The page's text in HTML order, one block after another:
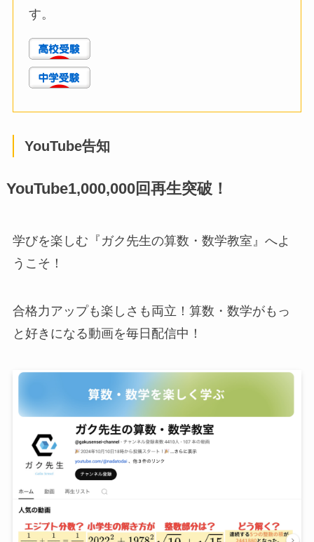
す。
YouTube告知
YouTube1,000,000回再生突破！
学びを楽しむ『ガク先生の算数・数学教室』へよ
うこそ！
合格力アップも楽しさも両立！算数・数学がもっ
と好きになる動画を毎日配信中！